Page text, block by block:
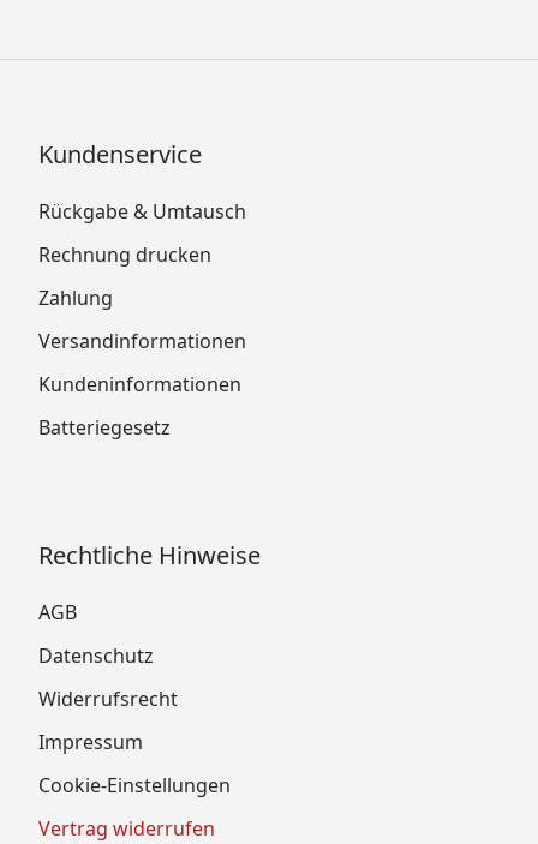
Kundenservice
Rückgabe & Umtausch
Rechnung drucken
Zahlung
Versandinformationen
Kundeninformationen
Batteriegesetz
Rechtliche Hinweise
AGB
Datenschutz
Widerrufsrecht
Impressum
Cookie-Einstellungen
Vertrag widerrufen